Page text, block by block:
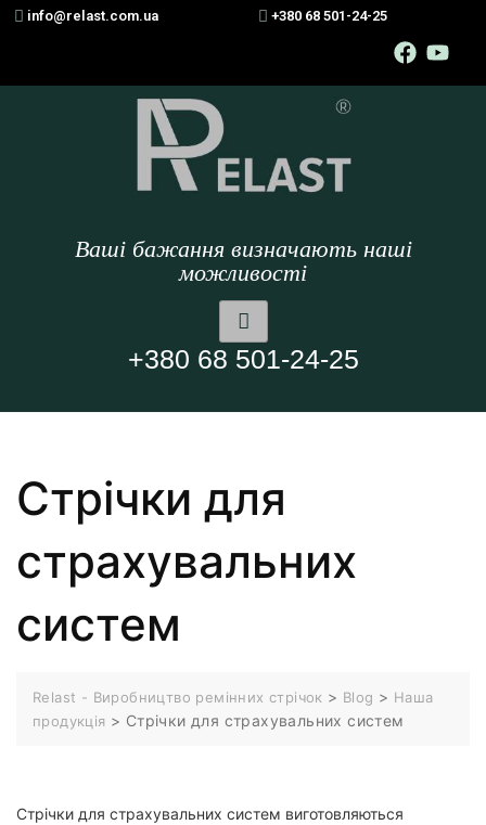
info@relast.com.ua +380 68 501-24-25
Ваші бажання визначають наші
можливості
+380 68 501-24-25
Стрічки для
страхувальних
систем
Relast - Виробництво ремінних стрічок > Blog > Наша
продукція > Стрічки для страхувальних систем
Стрічки для страхувальних систем виготовляються